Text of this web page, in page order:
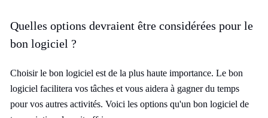
Quelles options devraient être considérées pour le
bon logiciel ?
Choisir le bon logiciel est de la plus haute importance. Le bon
logiciel facilitera vos tâches et vous aidera à gagner du temps
pour vos autres activités. Voici les options qu'un bon logiciel de